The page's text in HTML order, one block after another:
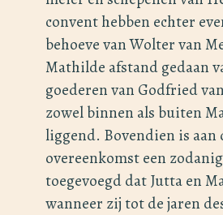
convent hebben echter
behoeve van Wolter van
Mathilde afstand gedaan
goederen van Godfried
zowel binnen als buiten
liggend. Bovendien is aan
overeenkomst een
toegevoegd dat Jutta en
wanneer zij tot de jaren